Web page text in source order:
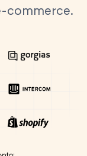
commerce.